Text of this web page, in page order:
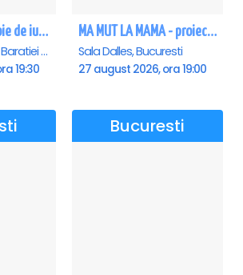
Cine mai are nevoie de iubire?
Teatrul Rosu - Str. Baratiei 31, Bucuresti
19:30
MA MUT LA MAMA - proiectie film Dalles
Sala Dalles, Bucuresti
27 august 2026, ora 19:00
Bucuresti